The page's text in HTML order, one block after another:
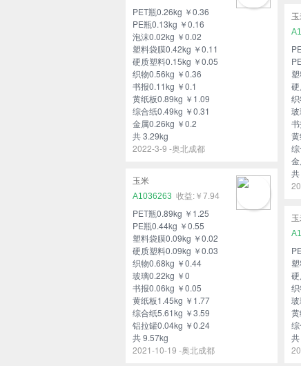
PET瓶0.26kg ￥0.36
PE瓶0.13kg ￥0.16
泡沫0.02kg ￥0.02
塑料袋膜0.42kg ￥0.11
硬质塑料0.15kg ￥0.05
织物0.56kg ￥0.36
书报0.11kg ￥0.1
黄纸板0.89kg ￥1.09
综合纸0.49kg ￥0.31
金属0.26kg ￥0.2
共 3.29kg
2022-3-9 -奥北成都
玉米
A1036263
￥7.94
PET瓶0.89kg ￥1.25
PE瓶0.44kg ￥0.55
塑料袋膜0.09kg ￥0.02
硬质塑料0.09kg ￥0.03
织物0.68kg ￥0.44
玻璃0.22kg ￥0
书报0.06kg ￥0.05
黄纸板1.45kg ￥1.77
综合纸5.61kg ￥3.59
铝拉罐0.04kg ￥0.24
共 9.57kg
2021-10-19 -奥北成都